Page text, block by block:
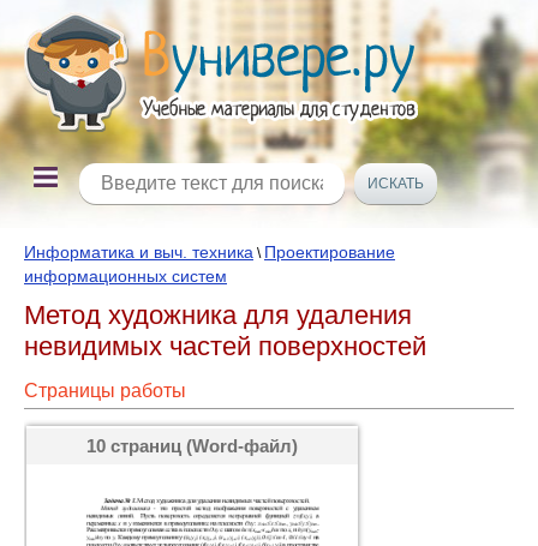
Информатика и выч. техника \ Проектирование
информационных систем
Метод художника для удаления
невидимых частей поверхностей
Страницы работы
10 страниц (Word-файл)